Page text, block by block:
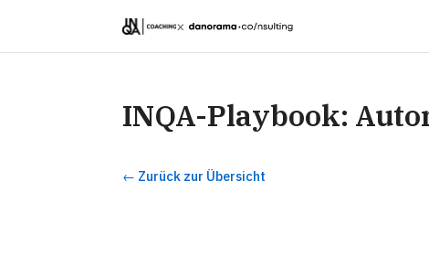
×
INQA-Playbook:
← Zurück zur Übersicht